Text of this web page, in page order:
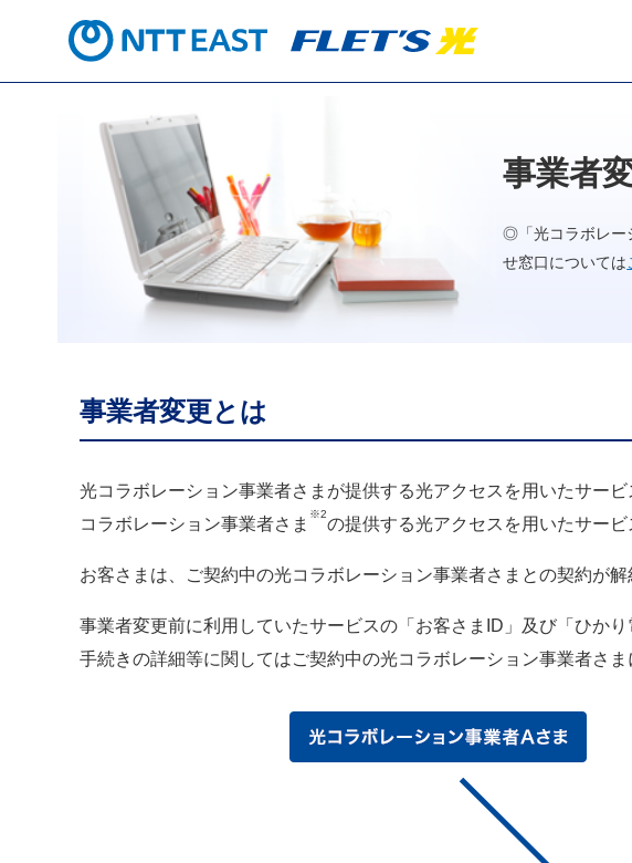
事業者
◎「光コラボレー
せ窓口については
事業者変更とは
光コラボレーション事業者さまが提供する光アクセスを用いたサービ
コラボレーション事業者さま
※2
の提供する光アクセスを用いたサー
お客さまは、ご契約中の光コラボレーション事業者さまとの契約が
事業者変更前に利用していたサービスの「お客さまID」及び「ひか
手続きの詳細等に関してはご契約中の光コラボレーション事業者さま